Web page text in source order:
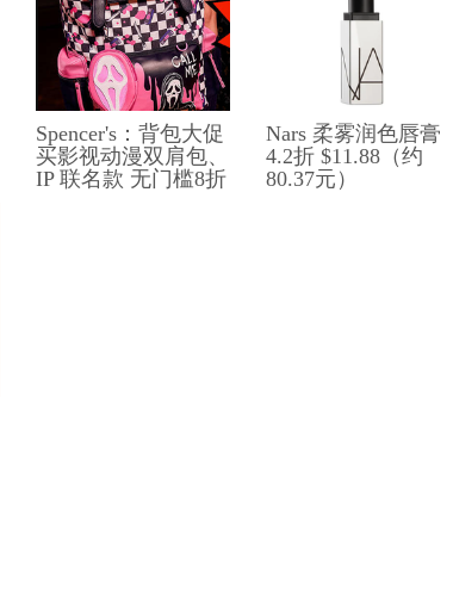
Spencer's：背包大促
买影视动漫双肩包、​​
IP 联名款 无门槛8折
Nars 柔雾润色唇膏
4.2折 $11.88（约
80.37元）